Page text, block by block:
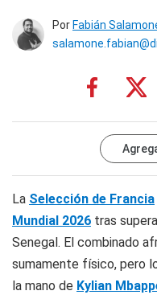
Por Fabián
La Selección de Francia
Mundial 2026 tras
Senegal. El combinado
sumamente físico, pero
la mano de Kylian